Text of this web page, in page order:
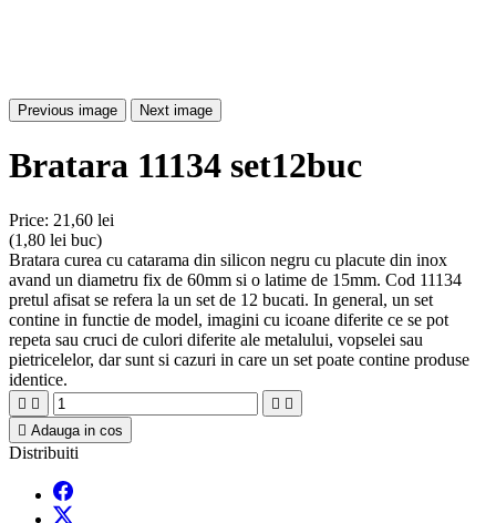
Previous image Next image
Bratara 11134 set12buc
Price: 21,60 lei
(1,80 lei buc)
Bratara curea cu catarama din silicon negru cu placute din inox
avand un diametru fix de 60mm si o latime de 15mm. Cod 11134
pretul afisat se refera la un set de 12 bucati. In general, un set
contine in functie de model, imagini cu icoane diferite ce se pot
repeta sau cruci de culori diferite ale metalului, vopselei sau
pietricelelor, dar sunt si cazuri in care un set poate contine produse
identice.
   
 Adauga in cos
Distribuiti